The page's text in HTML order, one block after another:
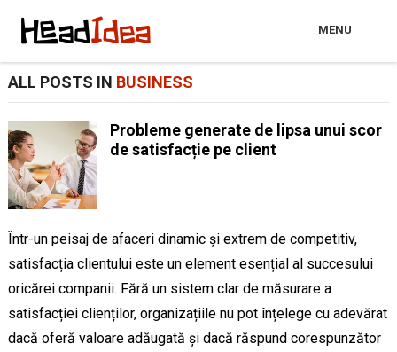
MENU
ALL POSTS IN BUSINESS
Probleme generate de lipsa unui scor
de satisfacție pe client
Într-un peisaj de afaceri dinamic și extrem de competitiv,
satisfacția clientului este un element esențial al succesului
oricărei companii. Fără un sistem clar de măsurare a
satisfacției clienților, organizațiile nu pot înțelege cu adevărat
dacă oferă valoare adăugată și dacă răspund corespunzător